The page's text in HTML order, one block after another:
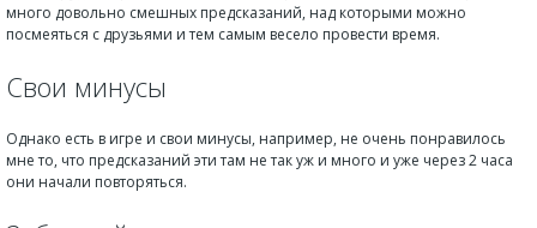
много довольно смешных предсказаний, над которыми можно
посмеяться с друзьями и тем самым весело провести время.
Свои минусы
Однако есть в игре и свои минусы, например, не очень понравилось
мне то, что предсказаний эти там не так уж и много и уже через 2 часа
они начали повторяться.